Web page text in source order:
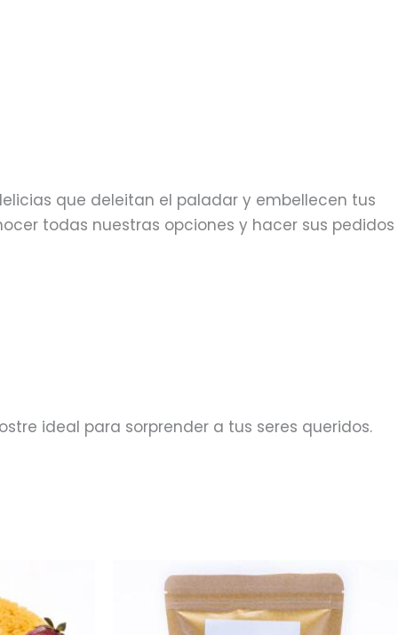
que deleitan el paladar y embellecen tus
todas nuestras opciones y hacer sus pedidos
ideal para sorprender a tus seres queridos.